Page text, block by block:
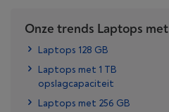
Onze trends Laptops
Laptops 128 GB
Laptops met 1 TB
opslagcapaciteit
Laptops met 256 GB